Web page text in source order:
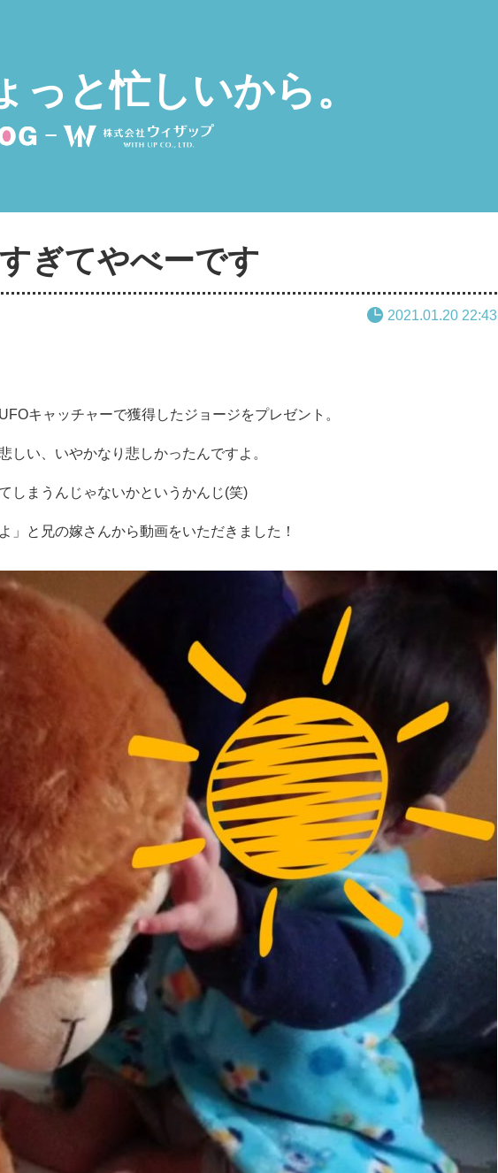
っと忙しいから。
ぎてやべーです
2021.01.20 22:43
キャッチャーで獲得したジョージをプレゼント。
しい、いやかなり悲しかったんですよ。
しまうんじゃないかというかんじ(笑)
」と兄の嫁さんから動画をいただきました！